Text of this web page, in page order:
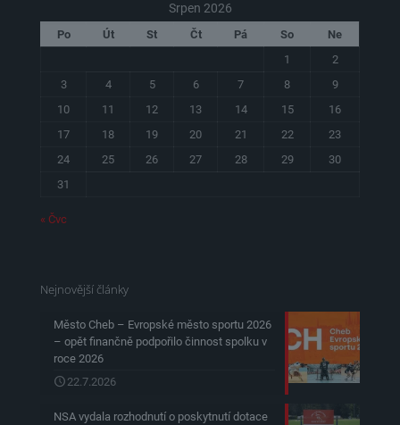
Srpen 2026
Po Út St Čt Pá So
Ne
1
2
3
4 5 6 7 8
9
10
11 12 13 14 15
16
17
18 19 20 21 22
23
24
25 26 27 28 29
30
31
« Čvc
Nejnovější články
Město Cheb – Evropské město sportu 2026
– opět finančně podpořilo činnost spolku v
roce 2026
22.7.2026
NSA vydala rozhodnutí o poskytnutí dotace